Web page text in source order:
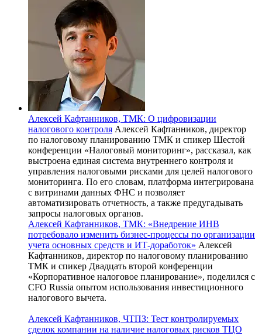
Алексей Кафтанников, ТМК: О цифровизации
налогового контроля Алексей Кафтанников, директор
по налоговому планированию ТМК и спикер Шестой
конференции «Налоговый мониторинг», рассказал, как
выстроена единая система внутреннего контроля и
управления налоговыми рисками для целей налогового
мониторинга. По его словам, платформа интегрирована
с витринами данных ФНС и позволяет
автоматизировать отчетность, а также предугадывать
запросы налоговых органов.
Алексей Кафтанников, ТМК: «Внедрение ИНВ
потребовало изменить бизнес-процессы по организации
учета основных средств и ИТ-доработок» Алексей
Кафтанников, директор по налоговому планированию
ТМК и спикер Двадцать второй конференции
«Корпоративное налоговое планирование», поделился с
CFO Russia опытом использования инвестиционного
налогового вычета.
Алексей Кафтанников, ЧТПЗ: Тест контролируемых
сделок компании на наличие налоговых рисков ТЦО